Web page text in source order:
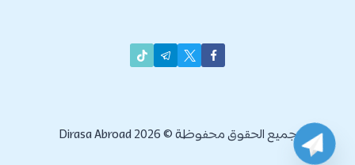
جميع الحقوق محفوظة © 2026 Dirasa Abroad